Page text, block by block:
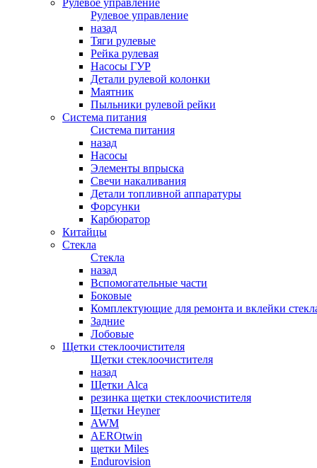
Рулевое управление
Рулевое управление
назад
Тяги рулевые
Рейка рулевая
Насосы ГУР
Детали рулевой колонки
Маятник
Пыльники рулевой рейки
Система питания
Система питания
назад
Насосы
Элементы впрыска
Свечи накаливания
Детали топливной аппаратуры
Форсунки
Карбюратор
Китайцы
Стекла
Стекла
назад
Вспомогательные части
Боковые
Комплектующие для ремонта и вклейки
Задние
Лобовые
Щетки стеклоочистителя
Щетки стеклоочистителя
назад
Щетки Alca
резинка щетки стеклоочистителя
Щетки Heyner
AWM
AEROtwin
щетки Miles
Endurovision